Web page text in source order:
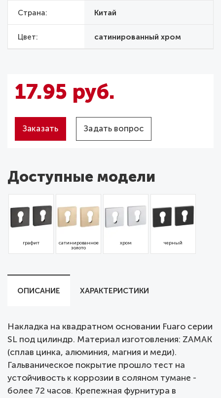
Страна Китай
Цвет сатинированный хром
17.95 руб.
Заказать Задать вопрос
Доступные модели
графит
сатинированное
золото
хром черный
ОПИСАНИЕ ХАРАКТЕРИСТИКИ
Накладка на квадратном основании Fuaro серии
SL под цилиндр. Материал изготовления: ZAMAK
(сплав цинка, алюминия, магния и меди).
Гальваническое покрытие прошло тест на
устойчивость к коррозии в соляном тумане -
более 72 часов. Крепежная фурнитура в